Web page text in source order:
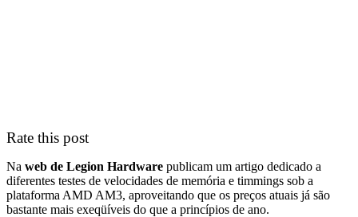
Rate this post
Na web de Legion Hardware publicam um artigo dedicado a
diferentes testes de velocidades de memória e timmings sob a
plataforma AMD AM3, aproveitando que os preços atuais já são
bastante mais exeqüíveis do que a princípios de ano.